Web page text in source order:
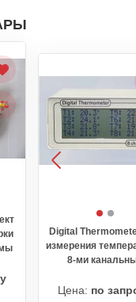
Digital
измерения
8-ми
Цена: по